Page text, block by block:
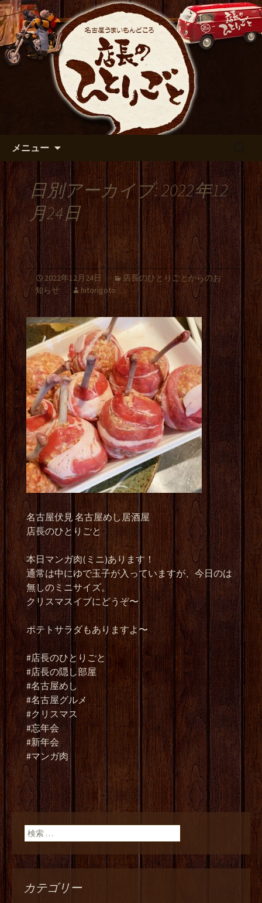
名古屋市伏見の居酒屋【店長の
ひとりごと】のブログ
出張や観光に名古屋めしがおすすめで
す
メニュー
日別アーカイブ: 2022年12
月24日
2022年12月24日
店長のひとりごとからのお
知らせ
hitorigoto
名古屋伏見 名古屋めし居酒屋
店長のひとりごと
本日マンガ肉(ミニ)あります！
通常は中にゆで玉子が入っていますが、今日のは
無しのミニサイズ。
クリスマスイブにどうぞ〜
ポテトサラダもありますよ〜
#店長のひとりごと
#店長の隠し部屋
#名古屋めし
#名古屋グルメ
#クリスマス
#忘年会
#新年会
#マンガ肉
検索:
カテゴリー